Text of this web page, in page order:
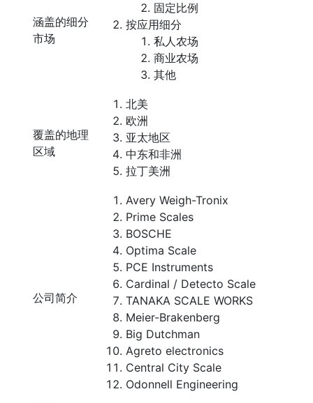
涵盖的细分
市场
固定比例
按应用细分
私人农场
商业农场
其他
覆盖的地理
区域
北美
欧洲
亚太地区
中东和非洲
拉丁美洲
公司简介
Avery Weigh-Tronix
Prime Scales
BOSCHE
Optima Scale
PCE Instruments
Cardinal / Detecto Scale
TANAKA SCALE WORKS
Meier-Brakenberg
Big Dutchman
Agreto electronics
Central City Scale
Odonnell Engineering